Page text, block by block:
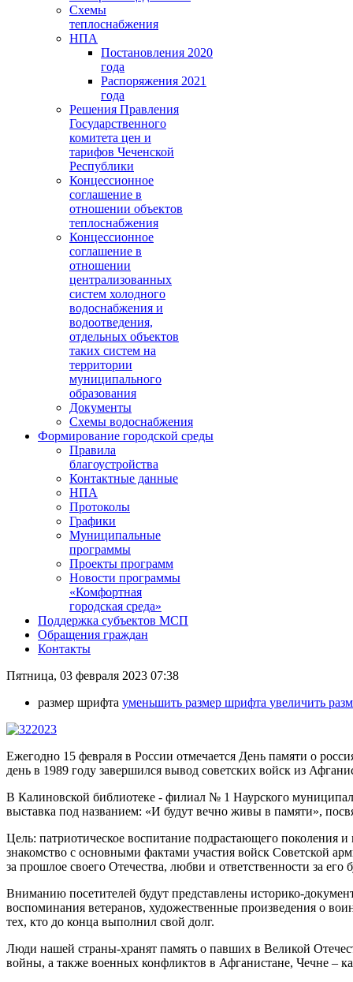
Схемы
теплоснабжения
НПА
Постановления 2020
года
Распоряжения 2021
года
Решения Правления
Государственного
комитета цен и
тарифов Чеченской
Республики
Концессионное
соглашение в
отношении объектов
теплоснабжения
Концессионное
соглашение в
отношении
централизованных
систем холодного
водоснабжения и
водоотведения,
отдельных объектов
таких систем на
территории
муниципального
образования
Документы
Схемы водоснабжения
Формирование городской среды
Правила
благоустройства
Контактные данные
НПА
Протоколы
Графики
Муниципальные
программы
Проекты программ
Новости программы
«Комфортная
городская среда»
Поддержка субъектов МСП
Обращения граждан
Контакты
Пятница, 03 февраля 2023 07:38
размер шрифта уменьшить размер шрифта увеличить
Ежегодно 15 февраля в России отмечается День памяти о
день в 1989 году завершился вывод советских войск из
В Калиновской библиотеке - филиал № 1 Наурского
выставка под названием: «И будут вечно живы в памяти»,
Цель: патриотическое воспитание подрастающего поколения
знакомство с основными фактами участия войск Советской
за прошлое своего Отечества, любви и ответственности за его
Вниманию посетителей будут представлены историко-
воспоминания ветеранов, художественные произведения о
тех, кто до конца выполнил свой долг.
Люди нашей страны-хранят память о павших в Великой
войны, а также военных конфликтов в Афганистане, Чечне –